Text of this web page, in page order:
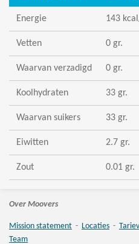
Energie 143
Vetten 0 gr.
Waarvan verzadigd 0 gr.
Koolhydraten 33 gr.
Waarvan suikers 33 gr.
Eiwitten 2.7 gr.
Zout 0.01 gr.
Over Moovers
Mission statement - Locaties -
Team